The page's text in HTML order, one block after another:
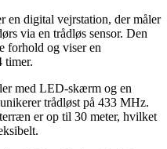
en digital vejrstation, der måler
via en trådløs sensor. Den
forhold og viser en
timer.
med LED-skærm og en
trådløst på 433 MHz.
er op til 30 meter, hvilket